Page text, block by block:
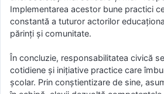
Implementarea acestor bune practici
constantă a tuturor actorilor
părinţi şi comunitate.
În concluzie, responsabilitatea civică
cotidiene și inițiative practice care
școlar. Prin conștientizare de sine,